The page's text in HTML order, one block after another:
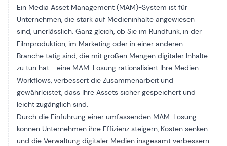
Ein Media Asset Management (MAM)-System ist für
Unternehmen, die stark auf Medieninhalte angewiesen
sind, unerlässlich. Ganz gleich, ob Sie im Rundfunk, in der
Filmproduktion, im Marketing oder in einer anderen
Branche tätig sind, die mit großen Mengen digitaler Inhalte
zu tun hat - eine MAM-Lösung rationalisiert Ihre Medien-
Workflows, verbessert die Zusammenarbeit und
gewährleistet, dass Ihre Assets sicher gespeichert und
leicht zugänglich sind.
Durch die Einführung einer umfassenden MAM-Lösung
können Unternehmen ihre Effizienz steigern, Kosten senken
und die Verwaltung digitaler Medien insgesamt verbessern.